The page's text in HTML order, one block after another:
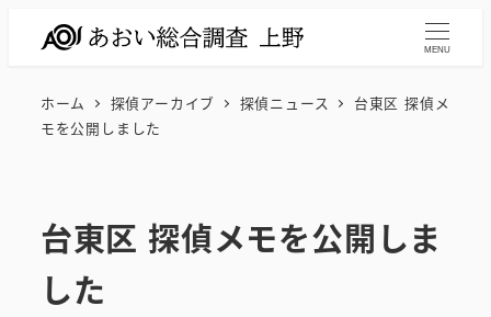
MENU
ホーム 探偵アーカイブ 探偵ニュース
台東区 探偵メ
モを公開しました
台東区 探偵メモを公開しま
した